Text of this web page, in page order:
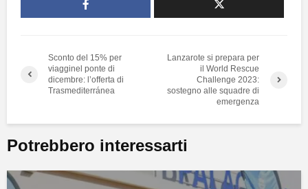
Sconto del 15% per
viagginel ponte di
dicembre: l’offerta di
Trasmediterránea
Lanzarote si prepara per
il World Rescue
Challenge 2023:
sostegno alle squadre di
emergenza
Potrebbero interessarti